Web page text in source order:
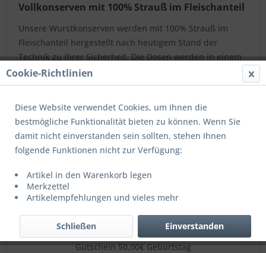
Vollkonserven mit 100% Strauß im Fleischanteil
Unsere Wurstkonserven werden mit 100% Strauß im
Fleischanteil hergestellt nach heutigem Stand der
Technik zu Ihrer Sicherheit. Die Dosen werden in einem
Druckkessel eingekocht und der Inhalt so...
erfahren »
Topseller
Gutschein 50,00€ Geburtstag
Cookie-Richtlinien
Diese Website verwendet Cookies, um Ihnen die
bestmögliche Funktionalität bieten zu können. Wenn Sie
damit nicht einverstanden sein sollten, stehen Ihnen
folgende Funktionen nicht zur Verfügung:
Artikel in den Warenkorb legen
Merkzettel
Artikelempfehlungen und vieles mehr
Einverstanden
Schließen